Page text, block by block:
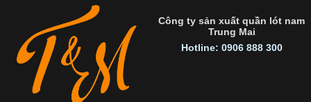
Công ty sản xuất quần lót nam
Trung Mai
Hotline: 0906 888 300